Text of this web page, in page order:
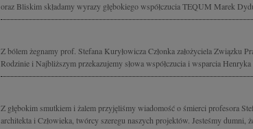
oraz Bliskim składamy wyrazy głębokiego współczucia TEQUM Marek
Z bólem żegnamy prof. Stefana Kuryłowicza Członka założyciela Związku
Rodzinie i Najbliższym przekazujemy słowa współczucia i wsparcia Henryka
Z głębokim smutkiem i żalem przyjęliśmy wiadomość o śmierci profesora
architekta i Człowieka, twórcy szeregu naszych projektów. Jesteśmy dumni,